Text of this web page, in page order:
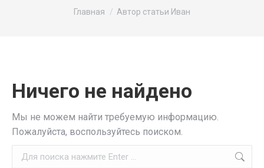
Вы здесь:
Главная Автор статьи Иван
Ничего не найдено
Мы не можем найти требуемую информацию.
Пожалуйста, воспользуйтесь поиском.
Поиск: